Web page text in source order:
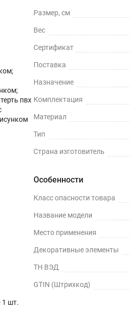
пвх
1 шт.
Размер, см
Вес
Сертификат
Поставка
Назначение
Комплектация
Материал
Тип
Страна изготовитель
Особенности
Класс опасности товара
Название модели
Место применения
Декоративные элементы
ТН ВЭД
GTIN (Штрихкод)